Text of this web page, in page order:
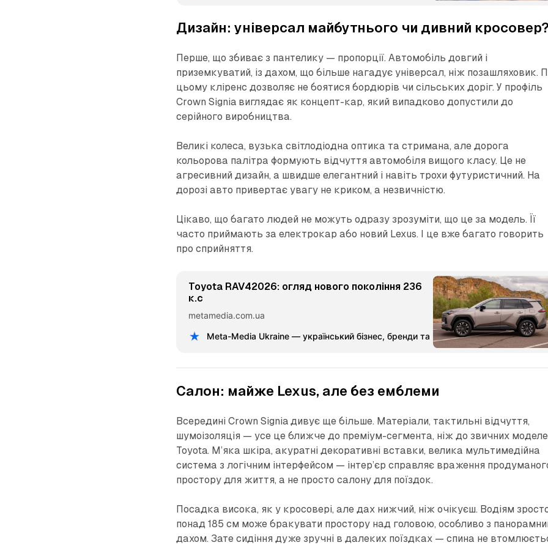
Дизайн: універсал майбутнього чи дивний кросовер?
Перше, що збиває з пантелику — пропорції. Автомобіль довгий і
приземкуватий, із дахом, що більше нагадує універсал, ніж позашляховик.
цьому кліренс дозволяє не боятися бордюрів чи сільських доріг. У профіль
Crown Signia виглядає як концепт-кар, який випадково допустили до
серійного виробництва.
Великі колеса, вузька світлодіодна оптика та стримана, але дорога
кольорова палітра формують відчуття автомобіля вищого класу. Це не
агресивний дизайн, а швидше елегантний і навіть трохи футуристичний. На
дорозі авто привертає увагу не криком, а незвичністю.
Цікаво, що багато людей не можуть одразу зрозуміти, що це за модель. Її
часто приймають за електрокар або новий Lexus. І це вже багато говорить
про сприйняття.
Toyota RAV42026: огляд нового покоління 236
к.с
metamedia.com.ua
Meta-Media Ukraine — український бізнес, бренди та партнерства
Команда
Салон: майже Lexus, але без емблеми
Всередині Crown Signia дивує ще більше. Матеріали, тактильні відчуття,
шумоізоляція — усе це ближче до преміум-сегмента, ніж до звичних
Toyota. М’яка шкіра, акуратні декоративні вставки, велика мультимедійна
система з логічним інтерфейсом — інтер’єр справляє враження
простору для життя, а не просто салону для поїздок.
Посадка висока, як у кросовері, але дах нижчий, ніж очікуєш. Водіям
понад 185 см може бракувати простору над головою, особливо з
дахом. Зате сидіння дуже зручні в далеких поїздках — спина не